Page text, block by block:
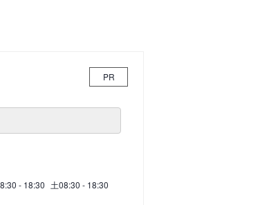
PR
- 18:30 土08:30 - 18:30